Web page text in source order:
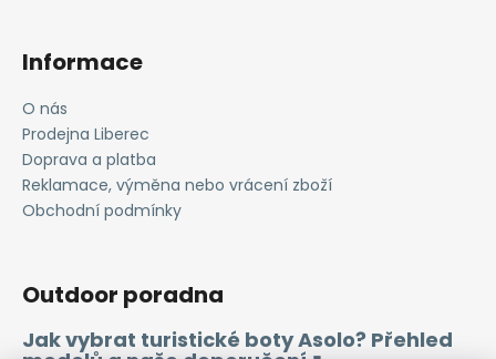
Informace
O nás
Prodejna Liberec
Doprava a platba
Reklamace, výměna nebo vrácení zboží
Obchodní podmínky
Outdoor poradna
Jak vybrat turistické boty Asolo? Přehled